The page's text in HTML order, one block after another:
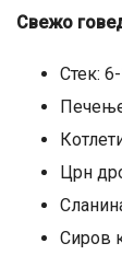
Свежо
Стек:
Црн
Сиров